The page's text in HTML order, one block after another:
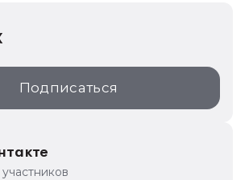
Подписаться
участников